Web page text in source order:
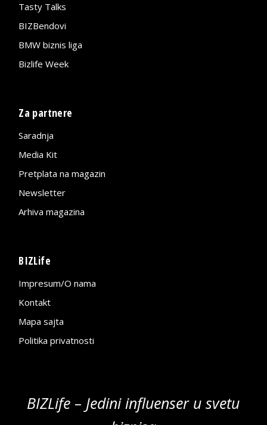
Tasty Talks
BIZBendovi
BMW biznis liga
Bizlife Week
Za partnere
Saradnja
Media Kit
Pretplata na magazin
Newsletter
Arhiva magazina
BIZLife
Impresum/O nama
Kontakt
Mapa sajta
Politika privatnosti
BIZLife – Jedini influenser u svetu